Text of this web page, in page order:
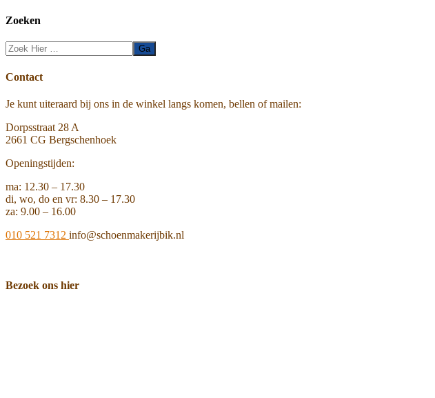
Zoeken
Zoek
Hier
Footer
Contact
Je kunt uiteraard bij ons in de winkel langs komen, bellen of mailen:
Dorpsstraat 28 A
2661 CG Bergschenhoek
Openingstijden:
ma: 12.30 – 17.30
di, wo, do en vr: 8.30 – 17.30
za: 9.00 – 16.00
010 521 7312 info@schoenmakerijbik.nl
Bezoek ons hier